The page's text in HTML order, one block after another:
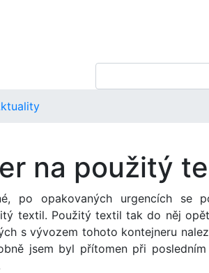
na použitý
po opakovaných urgencích se
textil. Použitý textil tak do něj
s vývozem tohoto kontejneru
jsem byl přítomen při